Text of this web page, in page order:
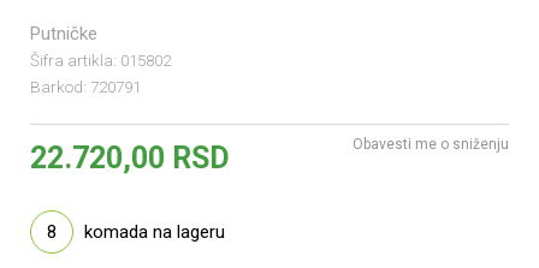
Putničke
Šifra artikla: 015802
Barkod: 720791
22.720,00 RSD Obavesti me o sniženju
8 komada na lageru